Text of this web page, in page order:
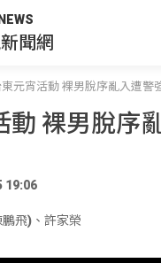
聞網
東元宵活動 裸男脫序亂入遭警
動 裸男脫序
19:06
飛) 、 許家榮